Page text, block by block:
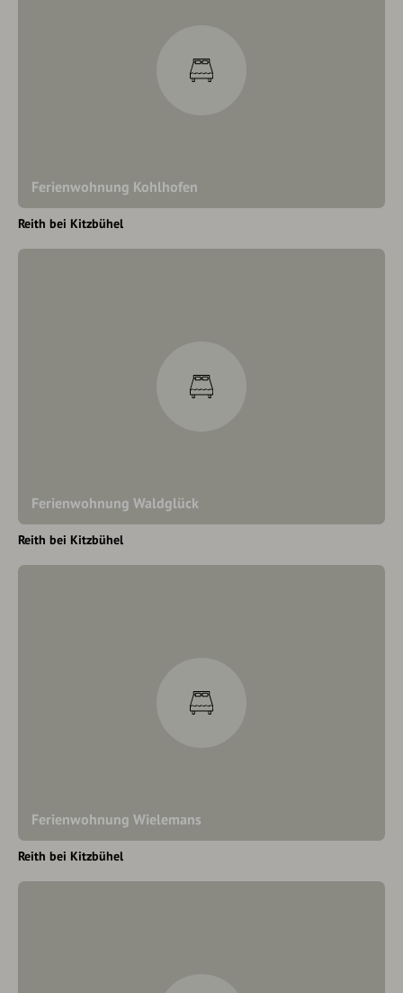
Ferienwohnung Kohlhofen
Reith bei Kitzbühel
Ferienwohnung Waldglück
Reith bei Kitzbühel
Ferienwohnung Wielemans
Reith bei Kitzbühel